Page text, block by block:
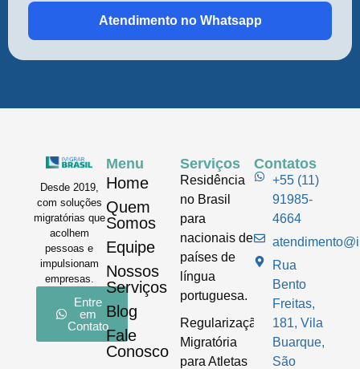
Atendimento no Whatsapp
Desde 2019,
com soluções
migratórias que
acolhem
pessoas e
impulsionam
empresas.
Entre
em
Contato
Menu
Home
Quem
Somos
Equipe
Nossos
Serviços
Blog
Fale
Conosco
Serviços
Residência
no Brasil
para
nacionais de
países de
língua
portuguesa.
Regularização
Migratória
para Atletas
Contatos
+55 (11)
91985-
4664
Rua
Bento
Freitas,
181, Vila
Buarque,
São